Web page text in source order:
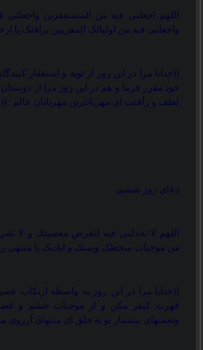
اللهم اجعلنی فیه من المستغفرین واجعلنی
واجعلنی فیه من اولیائک المقربین برافتک یا
)) خدایا مرا در این روز از توبه و استغفار
خود مقرر فرما و هم در این روز مرا از
لطف و رأفتت ای مهربانترین مهربانان عالم .
دعای روز ششم:
اللهم لا تخذلنی فیه لتعرض معصیتک و لا
من موجبات سخطک وبمنک و ایادیک یا منتهی
)) خدایا مرا در این روز به واسطه ارتکاب
قهرت کیفر مکن و از موجبات خشم و
ونعمتهای بیشمار تو به خلق ای منتهای آرزوی